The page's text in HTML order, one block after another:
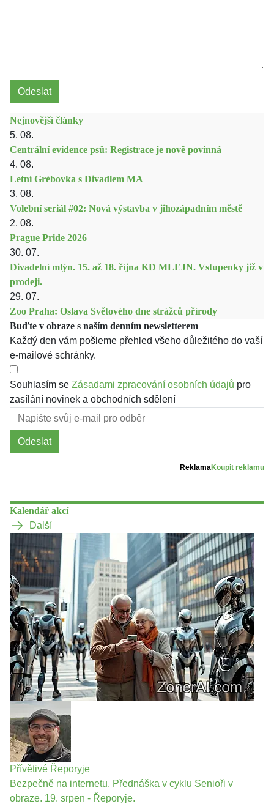
Odeslat
Nejnovější články
5. 08.
Centrální evidence psů: Registrace je nově povinná
4. 08.
Letní Grébovka s Divadlem MA
3. 08.
Volební seriál #02: Nová výstavba v jihozápadním městě
2. 08.
Prague Pride 2026
30. 07.
Divadelní mlýn. 15. až 18. října KD MLEJN. Vstupenky již v
prodeji.
29. 07.
Zoo Praha: Oslava Světového dne strážců přírody
Buďte v obraze s naším denním newsletterem
Každý den vám pošleme přehled všeho důležitého do vaší
e-mailové schránky.
Souhlasím se Zásadami zpracování osobních údajů pro
zasílání novinek a obchodních sdělení
Odeslat
ReklamaKoupit reklamu
Kalendář akcí
Další
Přívětivé Řeporyje
Bezpečně na internetu. Přednáška v cyklu Senioři v
obraze. 19. srpen - Řeporyje.